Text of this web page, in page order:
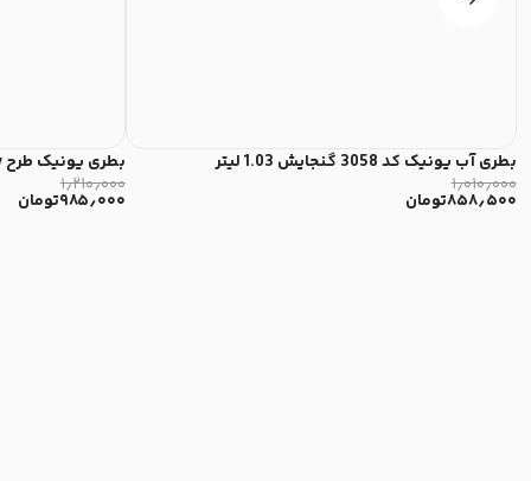
بطری آب یونیک کد 3058 گنجایش 1.03 لیتر
۱٫۰۱۰٫۰۰۰
۸۵۸٫۵۰۰تومان
بطری یونیک طرح make today گنجایش 1 لیتر کد 3052
۱٫۲۱۰٫۰۰۰
۹۸۵٫۰۰۰تومان